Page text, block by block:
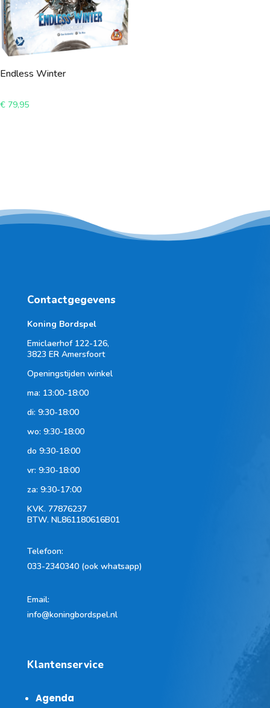
Endless Winter
€ 79,95
Contactgegevens
Koning Bordspel
Emiclaerhof 122-126,
3823 ER Amersfoort
Openingstijden winkel
ma: 13:00-18:00
di: 9:30-18:00
wo: 9:30-18:00
do 9:30-18:00
vr: 9:30-18:00
za: 9:30-17:00
KVK. 77876237
BTW. NL861180616B01
Telefoon:
033-2340340 (ook whatsapp)
Email:
info@koningbordspel.nl
Klantenservice
Agenda